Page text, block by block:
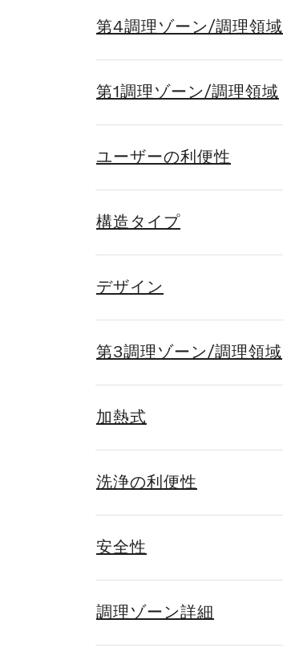
第4調理ゾーン/調理領域
第1調理ゾーン/調理領域
ユーザーの利便性
構造タイプ
デザイン
第3調理ゾーン/調理領域
加熱式
洗浄の利便性
安全性
調理ゾーン詳細